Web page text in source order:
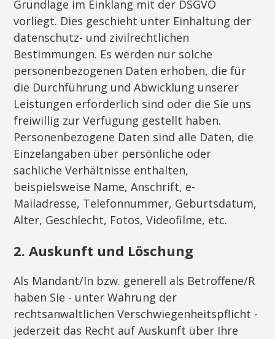
Grundlage im Einklang mit der DSGVO
vorliegt. Dies geschieht unter Einhaltung der
datenschutz- und zivilrechtlichen
Bestimmungen. Es werden nur solche
personenbezogenen Daten erhoben, die für
die Durchführung und Abwicklung unserer
Leistungen erforderlich sind oder die Sie uns
freiwillig zur Verfügung gestellt haben.
Personenbezogene Daten sind alle Daten, die
Einzelangaben über persönliche oder
sachliche Verhältnisse enthalten,
beispielsweise Name, Anschrift, e-
Mailadresse, Telefonnummer, Geburtsdatum,
Alter, Geschlecht, Fotos, Videofilme, etc.
2. Auskunft und Löschung
Als Mandant/In bzw. generell als Betroffene/R
haben Sie - unter Wahrung der
rechtsanwaltlichen Verschwiegenheitspflicht -
jederzeit das Recht auf Auskunft über Ihre